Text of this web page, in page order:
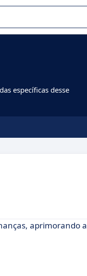
específicas desse
aprimorando a